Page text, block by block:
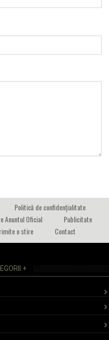
Politică de confidențialitate
Anuntul Oficial
Publicitate
o stire Contact
+